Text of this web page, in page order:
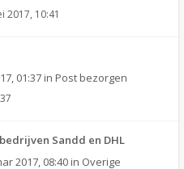
2017, 10:41
01:37 in Post bezorgen
Sandd en DHL
2017, 08:40 in Overige